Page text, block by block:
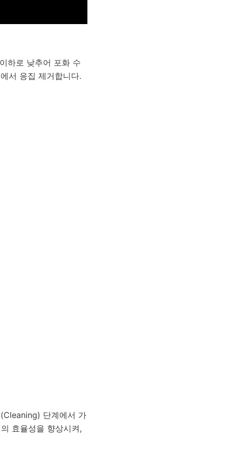
하로 낮추어 포화 수
서 응집 제거합니다.
단계에서 가
효율성을 향상시켜,